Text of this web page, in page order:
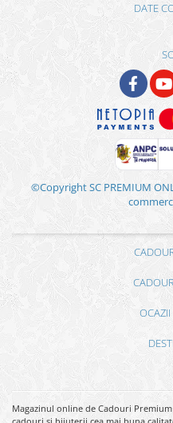
DATE
©Copyright SC PREMIUM
OCAZII
Magazinul online de Cadouri